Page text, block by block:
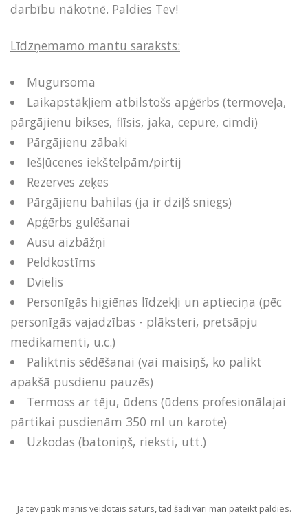
darbību nākotnē. Paldies Tev!
Līdzņemamo mantu saraksts:
Mugursoma
Laikapstākļiem atbilstošs apģērbs (termoveļa,
pārgājienu bikses, flīsis, jaka, cepure, cimdi)
Pārgājienu zābaki
Iešļūcenes iekštelpām/pirtij
Rezerves zeķes
Pārgājienu bahilas (ja ir dziļš sniegs)
Apģērbs gulēšanai
Ausu aizbāžņi
Peldkostīms
Dvielis
Personīgās higiēnas līdzekļi un aptieciņa (pēc
personīgās vajadzības - plāksteri, pretsāpju
medikamenti, u.c.)
Paliktnis sēdēšanai (vai maisiņš, ko palikt
apakšā pusdienu pauzēs)
Termoss ar tēju, ūdens (ūdens profesionālajai
pārtikai pusdienām 350 ml un karote)
Uzkodas (batoniņš, rieksti, utt.)
Ja tev patīk manis veidotais saturs, tad šādi vari man pateikt paldies.